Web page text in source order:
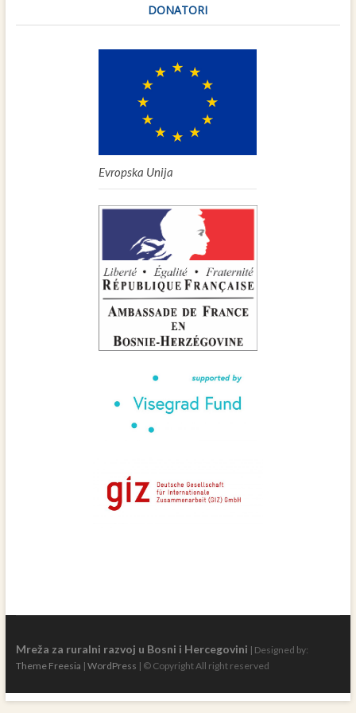
DONATORI
Evropska Unija
Mreža za ruralni razvoj u Bosni i Hercegovini | Designed by:
Theme Freesia | WordPress | © Copyright All right reserved